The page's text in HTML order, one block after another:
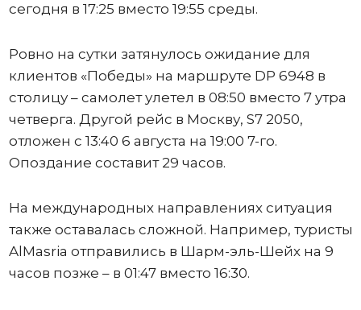
сегодня в 17:25 вместо 19:55 среды.
Ровно на сутки затянулось ожидание для
клиентов «Победы» на маршруте DP 6948 в
столицу – самолет улетел в 08:50 вместо 7 утра
четверга. Другой рейс в Москву, S7 2050,
отложен с 13:40 6 августа на 19:00 7-го.
Опоздание составит 29 часов.
На международных направлениях ситуация
также оставалась сложной. Например, туристы
AlMasria отправились в Шарм-эль-Шейх на 9
часов позже – в 01:47 вместо 16:30.